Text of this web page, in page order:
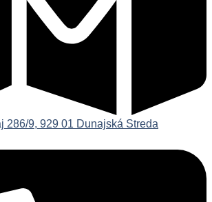
286/9, 929 01 Dunajská Streda